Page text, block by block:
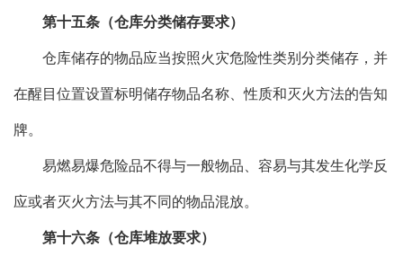
第十五条（仓库分类储存要求）
仓库储存的物品应当按照火灾危险性类别分类储存，并
在醒目位置设置标明储存物品名称、性质和灭火方法的告知
牌。
易燃易爆危险品不得与一般物品、容易与其发生化学反
应或者灭火方法与其不同的物品混放。
第十六条（仓库堆放要求）